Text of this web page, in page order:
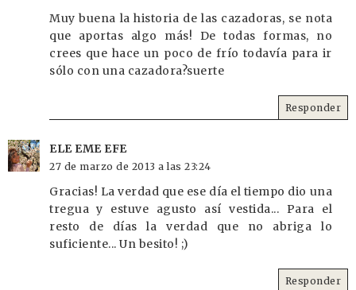
Muy buena la historia de las cazadoras, se nota
que aportas algo más! De todas formas, no
crees que hace un poco de frío todavía para ir
sólo con una cazadora?suerte
Responder
ELE EME EFE
27 de marzo de 2013 a las 23:24
Gracias! La verdad que ese día el tiempo dio una
tregua y estuve agusto así vestida... Para el
resto de días la verdad que no abriga lo
suficiente... Un besito! ;)
Responder